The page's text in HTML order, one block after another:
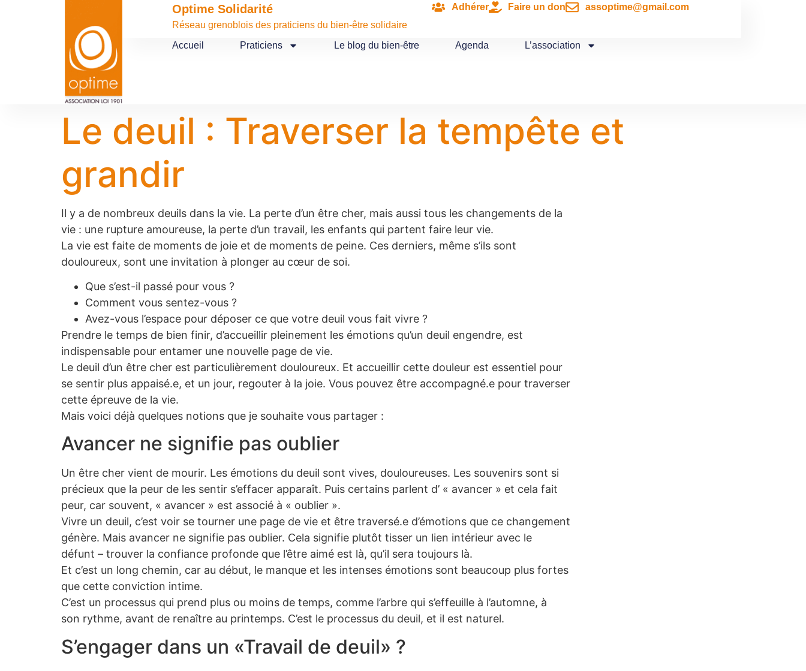
Optime Solidarité
Réseau grenoblois des praticiens du bien-être solidaire
Adhérer Faire un don assoptime@gmail.com
Accueil Praticiens Le blog du bien-être Agenda L’association
Le deuil : Traverser la tempête et
grandir
Il y a de nombreux deuils dans la vie. La perte d’un être cher, mais aussi tous les changements de la
vie : une rupture amoureuse, la perte d’un travail, les enfants qui partent faire leur vie.
La vie est faite de moments de joie et de moments de peine. Ces derniers, même s’ils sont
douloureux, sont une invitation à plonger au cœur de soi.
Que s’est-il passé pour vous ?
Comment vous sentez-vous ?
Avez-vous l’espace pour déposer ce que votre deuil vous fait vivre ?
Prendre le temps de bien finir, d’accueillir pleinement les émotions qu’un deuil engendre, est
indispensable pour entamer une nouvelle page de vie.
Le deuil d’un être cher est particulièrement douloureux. Et accueillir cette douleur est essentiel pour
se sentir plus appaisé.e, et un jour, regouter à la joie. Vous pouvez être accompagné.e pour traverser
cette épreuve de la vie.
Mais voici déjà quelques notions que je souhaite vous partager :
Avancer ne signifie pas oublier
Un être cher vient de mourir. Les émotions du deuil sont vives, douloureuses. Les souvenirs sont si
précieux que la peur de les sentir s’effacer apparaît. Puis certains parlent d’ « avancer » et cela fait
peur, car souvent, « avancer » est associé à « oublier ».
Vivre un deuil, c’est voir se tourner une page de vie et être traversé.e d’émotions que ce changement
génère. Mais avancer ne signifie pas oublier. Cela signifie plutôt tisser un lien intérieur avec le
défunt – trouver la confiance profonde que l’être aimé est là, qu’il sera toujours là.
Et c’est un long chemin, car au début, le manque et les intenses émotions sont beaucoup plus fortes
que cette conviction intime.
C’est un processus qui prend plus ou moins de temps, comme l’arbre qui s’effeuille à l’automne, à
son rythme, avant de renaître au printemps. C’est le processus du deuil, et il est naturel.
S’engager dans un «Travail de deuil» ?